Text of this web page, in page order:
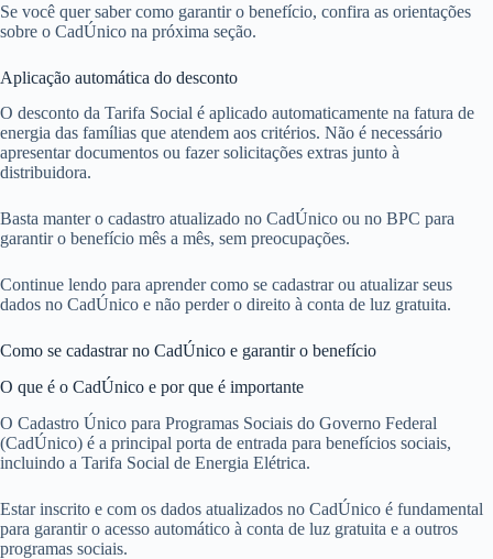
Se você quer saber como garantir o benefício, confira as orientações
sobre o CadÚnico na próxima seção.
Aplicação automática do desconto
O desconto da Tarifa Social é aplicado automaticamente na fatura de
energia das famílias que atendem aos critérios. Não é necessário
apresentar documentos ou fazer solicitações extras junto à
distribuidora.
Basta manter o cadastro atualizado no CadÚnico ou no BPC para
garantir o benefício mês a mês, sem preocupações.
Continue lendo para aprender como se cadastrar ou atualizar seus
dados no CadÚnico e não perder o direito à conta de luz gratuita.
Como se cadastrar no CadÚnico e garantir o benefício
O que é o CadÚnico e por que é importante
O Cadastro Único para Programas Sociais do Governo Federal
(CadÚnico) é a principal porta de entrada para benefícios sociais,
incluindo a Tarifa Social de Energia Elétrica.
Estar inscrito e com os dados atualizados no CadÚnico é fundamental
para garantir o acesso automático à conta de luz gratuita e a outros
programas sociais.